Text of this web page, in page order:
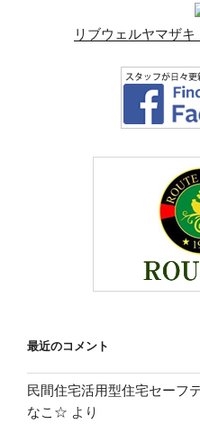
リブウェルヤマザ
最近のコメント
民間住宅活用型住宅セーフ
なこ☆ より